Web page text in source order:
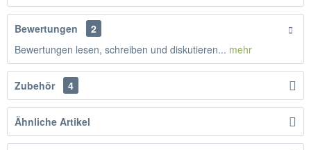
Bewertungen
2
Bewertungen lesen, schreiben und diskutieren... mehr
Zubehör 4
Ähnliche Artikel